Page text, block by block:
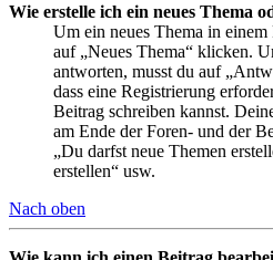
Wie erstelle ich ein neues Thema
Um ein neues Thema in
auf „Neues Thema“ klicken.
antworten, musst du auf
dass eine Registrierung
Beitrag schreiben kannst.
am Ende der Foren- und der
„Du darfst neue Themen
erstellen“ usw.
Nach oben